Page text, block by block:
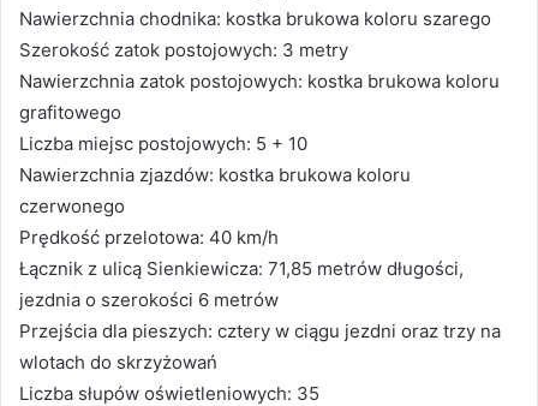
Nawierzchnia chodnika: kostka brukowa koloru szarego
Szerokość zatok postojowych: 3 metry
Nawierzchnia zatok postojowych: kostka brukowa koloru
grafitowego
Liczba miejsc postojowych: 5 + 10
Nawierzchnia zjazdów: kostka brukowa koloru
czerwonego
Prędkość przelotowa: 40 km/h
Łącznik z ulicą Sienkiewicza: 71,85 metrów długości,
jezdnia o szerokości 6 metrów
Przejścia dla pieszych: cztery w ciągu jezdni oraz trzy na
wlotach do skrzyżowań
Liczba słupów oświetleniowych: 35